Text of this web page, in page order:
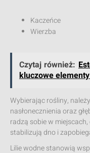
Kaczeńce
Wierzba
Czytaj również:
kluczowe
Wybierając rośliny,
nasłonecznienia oraz
radzą sobie w
stabilizują dno i
Lilie wodne stanowią